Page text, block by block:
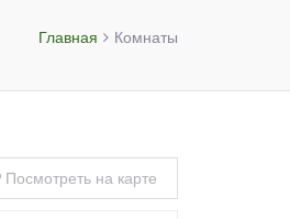
Главная Комнаты
Посмотреть на карте